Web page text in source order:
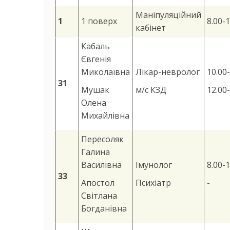
1 1 поверх
Маніпуляційний
кабінет
8.00-
31
Кабаль
Євгенія
Миколаївна
Мушак
Олена
Михайлівна
Лікар-невролог
м/с КЗД
33
Пересоляк
Галина
Василівна
Апостол
Світлана
Богданівна
Імунолог
Психіатр
8.00-
-